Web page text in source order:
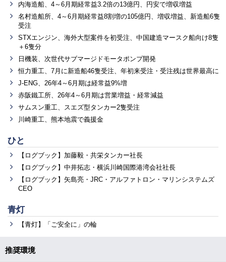
内海造船、4～6月期経常益3.2倍の13億円、円安で増収増益
名村造船所、4～6月期経常益8割増の105億円、増収増益、新造船6隻
受注
STXエンジン、海外大型案件を初受注、中国建造マースク船向け8隻
＋6隻分
日機装、次世代サブマージドモータポンプ開発
恒力重工、7月に新造船46隻受注、年初来受注・受注残は世界最高に
J-ENG、26年4～6月期は経常益9%増
赤阪鐵工所、26年4～6月期は営業増益・経常減益
サムスン重工、スエズ型タンカー2隻受注
川崎重工、熊本地震で義援金
ひと
【ログブック】加藤毅・共栄タンカー社長
【ログブック】中井拓志・横浜川崎国際港湾会社社長
【ログブック】矢島亮・JRC・アルファトロン・マリンシステムズ
CEO
青灯
【青灯】「ご安全に」の輪
推奨環境